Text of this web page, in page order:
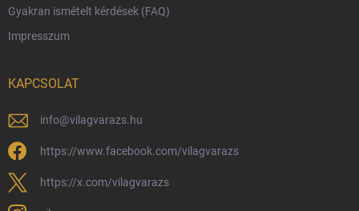
Reklamáció és visszáru
Hűségprogram
Általános Szerződési Feltételek
Adatvédelmi feltételek
Fémjelzés és nemesfém-tájékoztató
Gyakran ismételt kérdések (FAQ)
Impresszum
KAPCSOLAT
info@vilagvarazs.hu
https://www.facebook.com/vilagvarazs
https://x.com/vilagvarazs